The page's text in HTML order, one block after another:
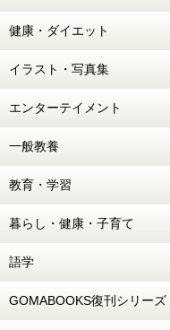
健康・ダイエット
イラスト・写真集
エンターテイメント
一般教養
教育・学習
暮らし・健康・子育て
語学
GOMABOOKS復刊シリーズ